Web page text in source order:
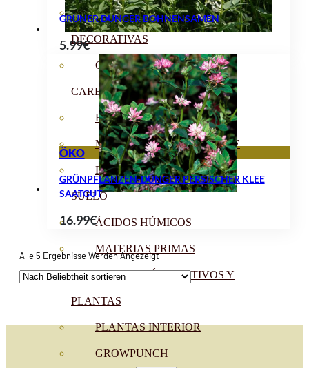
SUSTRATOS Y
DECORATIVAS
CORRECTORES DE
CARENCIAS
ENRAIZANTES
MADURACIÓN Y ENGORDE
REGENERADORES DEL
SUELO
ÁCIDOS HÚMICOS
MATERIAS PRIMAS
PROTECCIÓN CULTIVOS Y
PLANTAS
PLANTAS INTERIOR
GROWPUNCH
GRÜNER DÜNGER BOHNENSAMEN
5.99€
ÖKO
GRÜNPFLANZEN-DÜNGER PERSISCHER KLEE
SAATGUT
16.99€
Alle 5 Ergebnisse Werden AngezeigtNach
Sortiert